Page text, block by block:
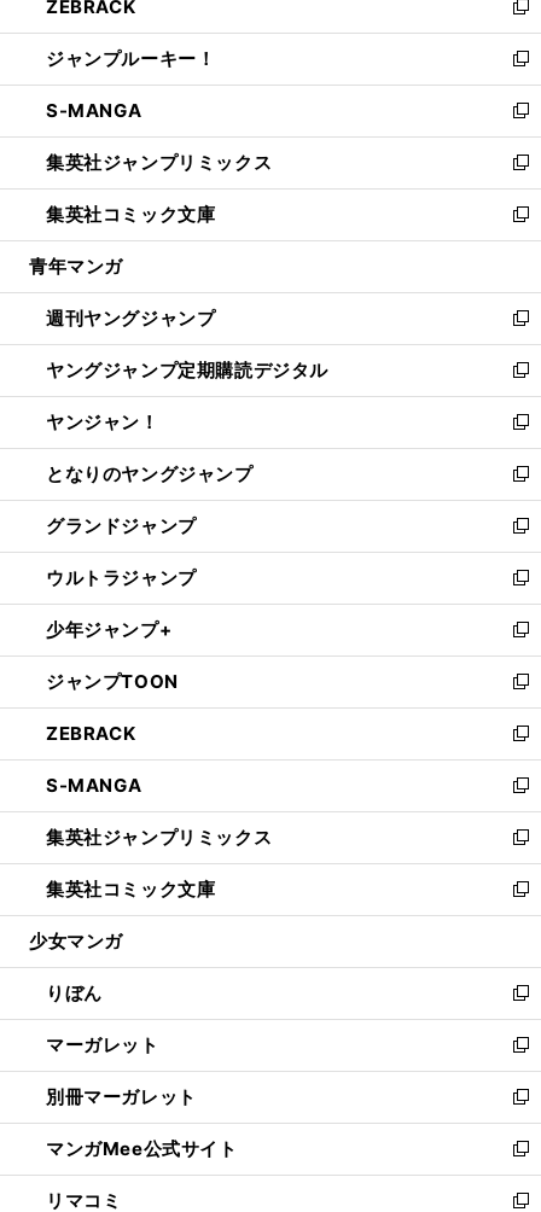
く
で
開
く
ド
ウ
で
開
く
ィ
ン
ド
ウ
で
開
く
い
ウ
ィ
ン
ド
ウ
で
開
く
ZEBRACK
新
し
い
ウ
ィ
ン
ド
ウ
で
開
ジャンプルーキー！
新
し
い
ウ
ィ
ン
ド
ウ
開
く
S-MANGA
新
し
い
ウ
ィ
ン
ウ
で
開
く
集英社ジャンプリミックス
新
し
い
ウ
ン
ド
ウ
で
開
く
集英社コミック文庫
新
し
ウ
ィ
ン
ド
ウ
で
開
く
青年マンガ
週刊ヤングジャンプ
新
し
い
ウ
ィ
ン
ド
ウ
で
開
く
ヤングジャンプ定期購読デジタル
新
し
い
ウ
ィ
ン
ド
ウ
で
開
く
ヤンジャン！
新
し
い
ウ
ィ
ン
ド
ウ
で
開
く
となりのヤングジャンプ
新
し
い
ウ
ィ
ン
ド
ウ
で
開
く
グランドジャンプ
新
し
い
ウ
ィ
ン
ド
ウ
で
開
く
ウルトラジャンプ
新
し
い
ウ
ィ
ン
ド
ウ
で
開
く
少年ジャンプ+
新
し
い
ウ
ィ
ン
ド
ウ
で
開
く
ジャンプTOON
新
し
い
ウ
ィ
ン
ド
ウ
で
開
ZEBRACK
新
し
い
ウ
ィ
ン
ド
ウ
開
く
S-MANGA
新
し
い
ウ
ィ
ン
ウ
で
開
く
集英社ジャンプリミックス
新
し
い
ウ
ン
ド
ウ
で
開
く
集英社コミック文庫
新
し
ウ
ィ
ン
ド
ウ
で
開
く
少女マンガ
りぼん
新
し
い
ウ
ィ
ン
ド
ウ
で
マーガレット
新
し
い
ウ
ィ
ン
ド
別冊マーガレット
新
し
い
ウ
ィ
マンガMee公式サイト
新
し
い
リマコミ 新